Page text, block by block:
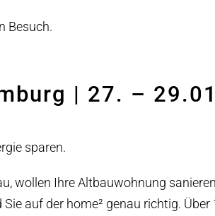
Besuch.
| 27. –
sparen.
wollen Ihre Altbauwohnung
auf der home² genau richtig.